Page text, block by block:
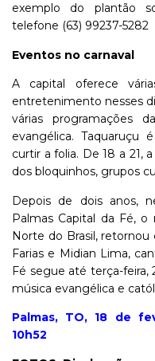
exemplo do plantão
telefone (63) 99237-5282
Eventos no carnaval
A capital oferece
entretenimento nesses
várias programações
evangélica. Taquaruçu
curtir a folia. De 18 a 21,
dos bloquinhos, grupos
Depois de dois anos,
Palmas Capital da Fé,
Norte do Brasil, retornou
Farias e Midian Lima,
Fé segue até terça-feira,
música evangélica e
Palmas, TO, 18 de
10h52